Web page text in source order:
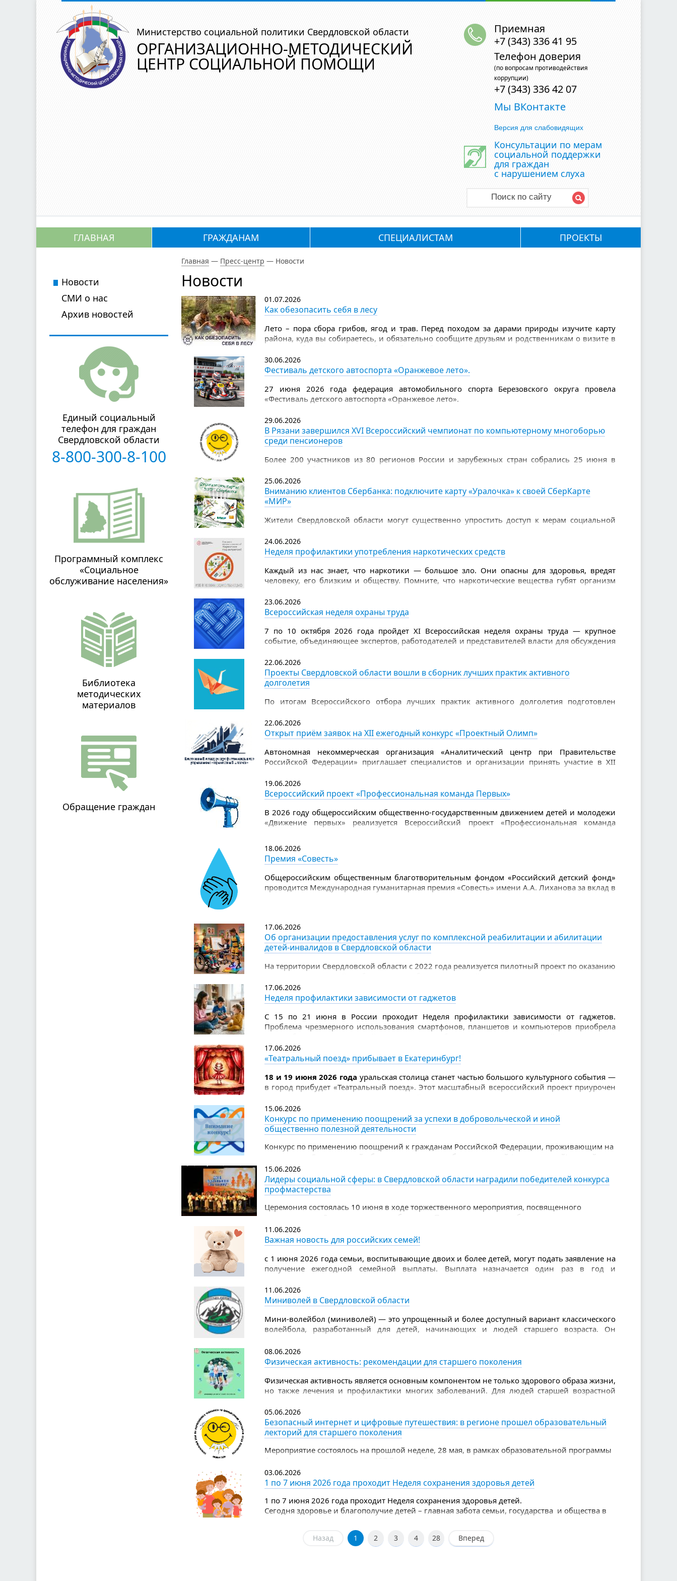
Министерство социальной политики Свердловской области
ОРГАНИЗАЦИОННО-МЕТОДИЧЕСКИЙ
ЦЕНТР СОЦИАЛЬНОЙ ПОМОЩИ
Приемная
+7 (343) 336 41 95
Телефон доверия
(по вопросам противодействия
коррупции)
+7 (343) 336 42 07
Мы ВКонтакте
Версия для слабовидящих
Консультации по мерам
социальной поддержки
для граждан
с нарушением слуха
Поиск по сайту
ГЛАВНАЯ ГРАЖДАНАМ СПЕЦИАЛИСТАМ ПРОЕКТЫ
Главная — Пресс-центр — Новости
Новости
01.07.2026
Как обезопасить себя в лесу
Лето – пора сбора грибов, ягод и трав. Перед походом за дарами природы изучите карту
района, куда вы собираетесь, и обязательно сообщите друзьям и родственникам о визите в
дождевик, лекарства, которые вы ежедневно принимаете (их нужно брать с собой с запасом
на 2–3 дня), еще положите пару пластырей, аэрозоль от насекомых, свисток, нож, фонарик.
Надевайте в лес всегда яркую одежду с длинными рукавами, так вы будете заметнее.
30.06.2026
Фестиваль детского автоспорта «Оранжевое лето».
27 июня 2026 года федерация автомобильного спорта Березовского округа провела
«Фестиваль детского автоспорта «Оранжевое лето».
29.06.2026
В Рязани завершился XVI Всероссийский чемпионат по компьютерному многоборью
среди пенсионеров
Более 200 участников из 80 регионов России и зарубежных стран собрались 25 июня в
чемпионата по компьютерному многоборью среди пенсионеров.
25.06.2026
Вниманию клиентов Сбербанка: подключите карту «Уралочка» к своей СберКарте
«МИР»
Жители Свердловской области могут существенно упростить доступ к мерам социальной
Такая возможность доступна в личном кабинете Сбербанк Онлайн для владельцев
дебетовой СберКарты «МИР».
24.06.2026
Неделя профилактики употребления наркотических средств
Каждый из нас знает, что наркотики — большое зло. Они опасны для здоровья, вредят
человеку, его близким и обществу. Помните, что наркотические вещества губят организм
наркотиков страдает головной мозг, появляется слабоумие, проблемы с памятью, агрессия.
23.06.2026
Всероссийская неделя охраны труда
7 по 10 октября 2026 года пройдет XI Всероссийская неделя охраны труда — крупное
событие, объединяющее экспертов, работодателей и представителей власти для обсуждения
Организатором мероприятия выступает Министерство труда и социальной защиты
Российской Федерации, оператором — Фонд Росконгресс
22.06.2026
Проекты Свердловской области вошли в сборник лучших практик активного
долголетия
По итогам Всероссийского отбора лучших практик активного долголетия подготовлен
представлены проекты Свердловской области: «Йога на стуле» (Комплексный центр
социального обслуживания города Лесного) и «Школа пожилого возраста» (Министерство
социальной политики Свердловской области совместно с Организационно-методическим
центром социальной помощи).
22.06.2026
Открыт приём заявок на XII ежегодный конкурс «Проектный Олимп»
Автономная некоммерческая организация «Аналитический центр при Правительстве
Российской Федерации» приглашает специалистов и организации принять участие в XII
площадка для обмена опытом, объективной оценки своих компетенций и демонстрации
лучших управленческих практик.
19.06.2026
Всероссийский проект «Профессиональная команда Первых»
В 2026 году общероссийским общественно-государственным движением детей и молодежи
«Движение первых» реализуется Всероссийский проект «Профессиональная команда
воспитательную и организационную работу с детьми и молодежью, в том числе в рамках
деятельности Движения Первых.
18.06.2026
Премия «Совесть»
Общероссийским общественным благотворительным фондом «Российский детский фонд»
проводится Международная гуманитарная премия «Совесть» имени А.А. Лиханова за вклад в
детям, и укрепить ценности милосердия
и ответственности.
17.06.2026
Об организации предоставления услуг по комплексной реабилитации и абилитации
детей-инвалидов в Свердловской области
На территории Свердловской области с 2022 года реализуется пилотный проект по оказанию
17.06.2026
Неделя профилактики зависимости от гаджетов
С 15 по 21 июня в России проходит Неделя профилактики зависимости от гаджетов.
Проблема чрезмерного использования смартфонов, планшетов и компьютеров приобрела
родителей.
17.06.2026
«Театральный поезд» прибывает в Екатеринбург!
18 и 19 июня 2026 года уральская столица станет частью большого культурного события —
в город прибудет «Театральный поезд». Этот масштабный всероссийский проект приурочен
прикоснуться к миру театра.
15.06.2026
Конкурс по применению поощрений за успехи в добровольческой и иной
общественно полезной деятельности
Конкурс по применению поощрений к гражданам Российской Федерации, проживающим на
территории Свердловской области, за успехи в добровольческой (волонтерской) и иной
общественно полезной деятельности
15.06.2026
Лидеры социальной сферы: в Свердловской области наградили победителей конкурса
профмастерства
Церемония состоялась 10 июня в ходе торжественного мероприятия, посвященного
празднованию Дня социального работника. Почетные награды победителям вручила
заместитель Губернатора Свердловской области — Министр здравоохранения Свердловской
области Татьяна Савинова.
11.06.2026
Важная новость для российских семей!
с 1 июня 2026 года семьи, воспитывающие двоих и более детей, могут подать заявление на
получение ежегодной семейной выплаты. Выплата назначается один раз в год и
11.06.2026
Миниволей в Свердловской области
Мини-волейбол (миниволей) — это упрощенный и более доступный вариант классического
волейбола, разработанный для детей, начинающих и людей старшего возраста. Он
объемного мяча, что снижает нагрузку на суставы и позволяет избежать травм.
08.06.2026
Физическая активность: рекомендации для старшего поколения
Физическая активность является основным компонентом не только здорового образа жизни,
но также лечения и профилактики многих заболеваний. Для людей старшей возрастной
05.06.2026
Безопасный интернет и цифровые путешествия: в регионе прошел образовательный
лекторий для старшего поколения
Мероприятие состоялось на прошлой неделе, 28 мая, в рамках образовательной программы
по компьютерному многоборью среди пенсионеров.
03.06.2026
1 по 7 июня 2026 года проходит Неделя сохранения здоровья детей
1 по 7 июня 2026 года проходит Неделя сохранения здоровья детей.
Сегодня здоровье и благополучие детей – главная забота семьи, государства и общества в
Назад 1 2 3 4 28 Вперед
Новости
СМИ о нас
Архив новостей
Единый социальный
телефон для граждан
Свердловской области
8-800-300-8-100
Программный комплекс
«Социальное
обслуживание населения»
Библиотека
методических
материалов
Обращение граждан